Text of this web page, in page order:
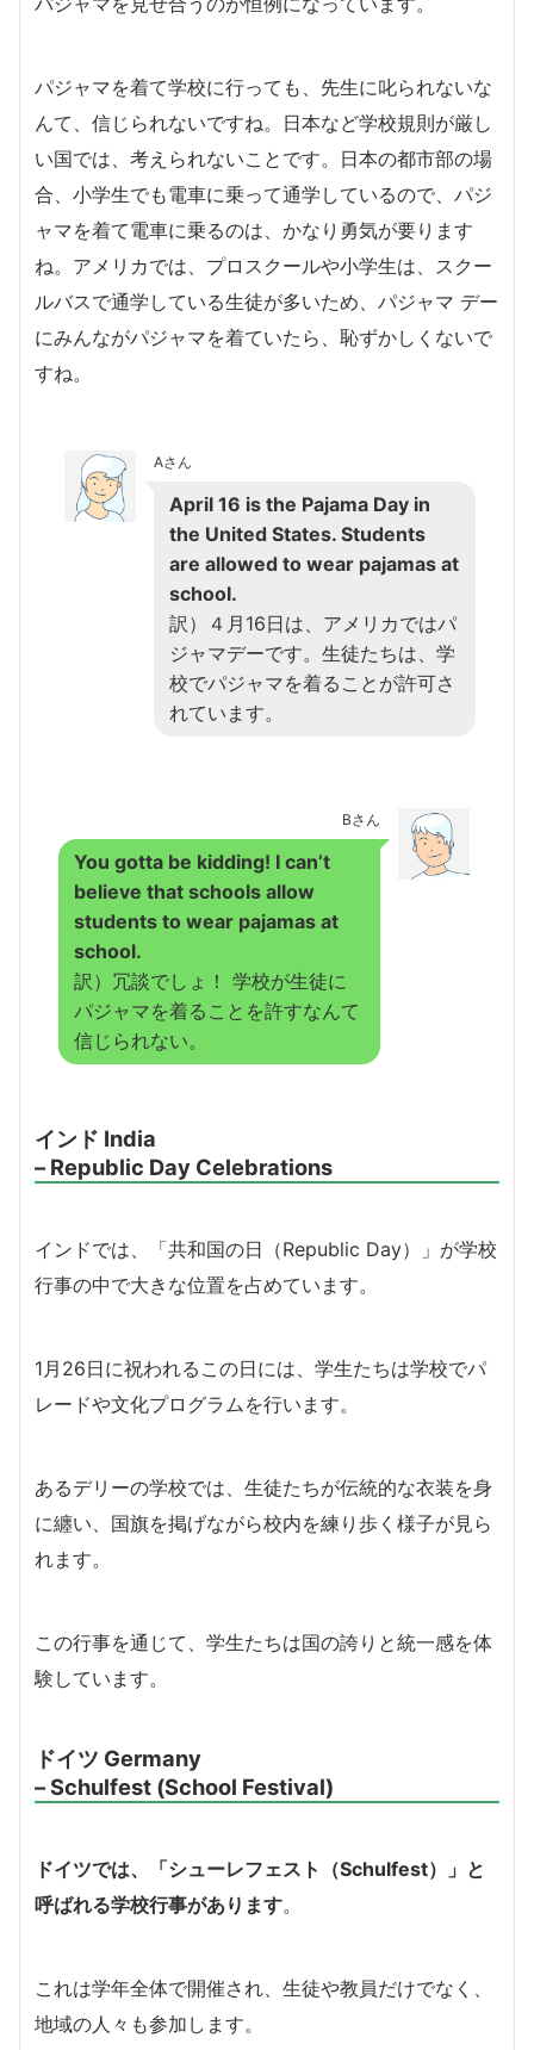
パジャマを着て学校に行っても、先生に叱られないな
んて、信じられないですね。日本など学校規則が厳し
い国では、考えられないことです。日本の都市部の場
合、小学生でも電車に乗って通学しているので、パジ
ャマを着て電車に乗るのは、かなり勇気が要ります
ね。アメリカでは、プロスクールや小学生は、スクー
ルバスで通学している生徒が多いため、パジャマ デー
にみんながパジャマを着ていたら、恥ずかしくないで
すね。
Aさん
April 16 is the Pajama Day in
the United States. Students
are allowed to wear pajamas at
school.
訳）４月16日は、アメリカではパ
ジャマデーです。生徒たちは、学
校でパジャマを着ることが許可さ
れています。
Bさん
You gotta be kidding! I can’t
believe that schools allow
students to wear pajamas at
school.
訳）冗談でしょ！ 学校が生徒に
パジャマを着ることを許すなんて
信じられない。
インド India
– Republic Day Celebrations
インドでは、「共和国の日（Republic Day）」が学校
行事の中で大きな位置を占めています。
1月26日に祝われるこの日には、学生たちは学校でパ
レードや文化プログラムを行います。
あるデリーの学校では、生徒たちが伝統的な衣装を身
に纏い、国旗を掲げながら校内を練り歩く様子が見ら
れます。
この行事を通じて、学生たちは国の誇りと統一感を体
験しています。
ドイツ Germany
– Schulfest (School Festival)
ドイツでは、「シューレフェスト（Schulfest）」と
呼ばれる学校行事があります。
これは学年全体で開催され、生徒や教員だけでなく、
地域の人々も参加します。